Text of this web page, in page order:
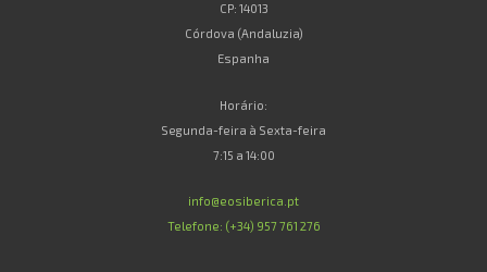
CP: 14013
Córdova (Andaluzia)
Espanha
Horário:
Segunda-feira à Sexta-feira
7:15 a 14:00
info@eosiberica.pt
Telefone: (+34) 957 761 276